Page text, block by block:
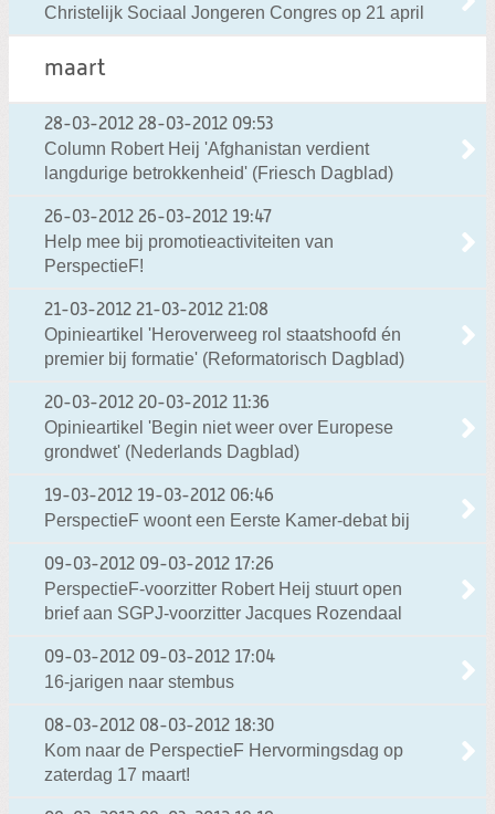
Christelijk Sociaal Jongeren Congres op 21 april
maart
28-03-2012 28-03-2012 09:53
Column Robert Heij 'Afghanistan verdient
langdurige betrokkenheid' (Friesch Dagblad)
26-03-2012 26-03-2012 19:47
Help mee bij promotieactiviteiten van
PerspectieF!
21-03-2012 21-03-2012 21:08
Opinieartikel 'Heroverweeg rol staatshoofd én
premier bij formatie' (Reformatorisch Dagblad)
20-03-2012 20-03-2012 11:36
Opinieartikel 'Begin niet weer over Europese
grondwet' (Nederlands Dagblad)
19-03-2012 19-03-2012 06:46
PerspectieF woont een Eerste Kamer-debat bij
09-03-2012 09-03-2012 17:26
PerspectieF-voorzitter Robert Heij stuurt open
brief aan SGPJ-voorzitter Jacques Rozendaal
09-03-2012 09-03-2012 17:04
16-jarigen naar stembus
08-03-2012 08-03-2012 18:30
Kom naar de PerspectieF Hervormingsdag op
zaterdag 17 maart!